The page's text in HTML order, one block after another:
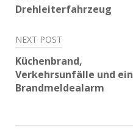
Drehleiterfahrzeug
NEXT POST
Küchenbrand,
Verkehrsunfälle und ein
Brandmeldealarm